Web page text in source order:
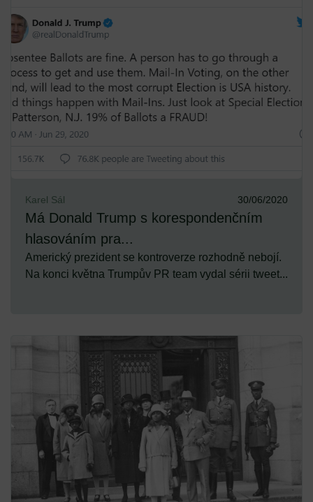
Karel Sál 30/06/2020
Má Donald Trump s korespondenčním
hlasováním pra...
Americký prezident se kontroverze rozhodně nebojí.
Na konci května Trumpův PR team vydal sérii tweet...